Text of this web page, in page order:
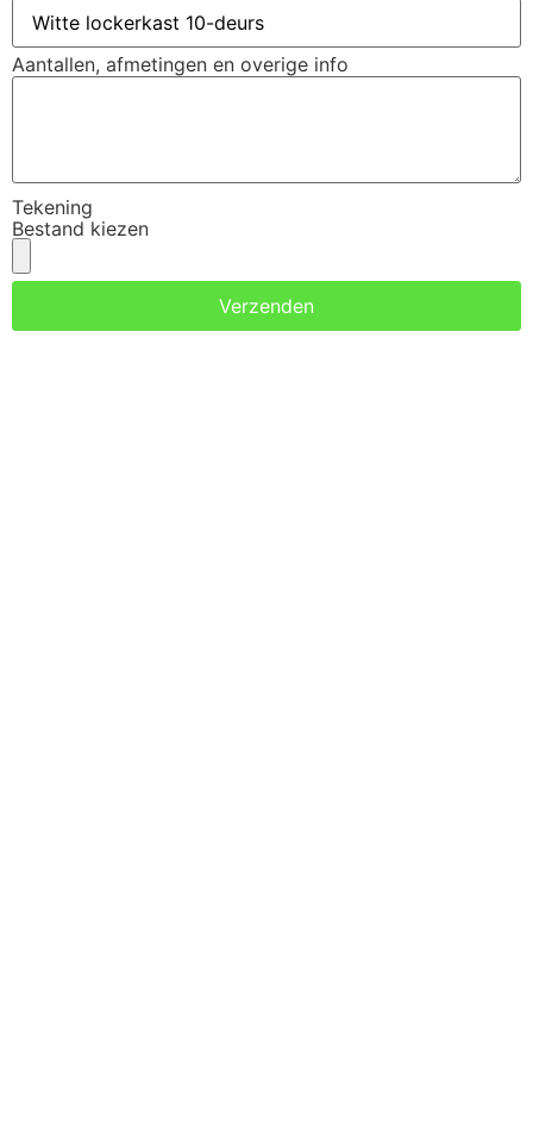
Aantallen, afmetingen en overige info
Tekening
Bestand kiezen
Verzenden